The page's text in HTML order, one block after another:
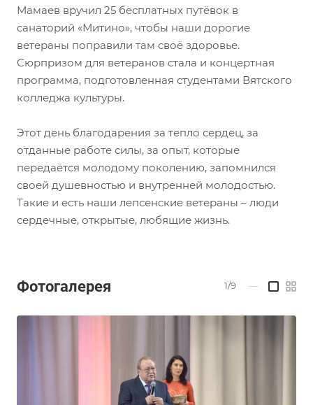
Мамаев вручил 25 бесплатных путёвок в
санаторий «Митино», чтобы наши дорогие
ветераны поправили там своё здоровье.
Сюрпризом для ветеранов стала и концертная
программа, подготовленная студентами Вятского
колледжа культуры.
Этот день благодарения за тепло сердец, за
отданные работе силы, за опыт, которые
передаётся молодому поколению, запомнился
своей душевностью и внутренней молодостью.
Такие и есть наши лепсенские ветераны – люди
сердечные, открытые, любящие жизнь.
Фотогалерея 1/9 —